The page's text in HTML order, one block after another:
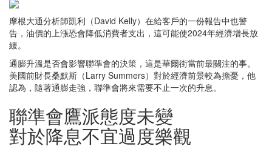
摩根大通分析師凱利（David Kelly）在給客戶的一份報告中也警
告，油價的上漲恐會降低消費者支出，這可能使2024年經濟增長放
緩。
通膨升溫是否會影響聯準會的決策，這是華爾街當前最關注的事。
美國前財長桑默斯（Larry Summers）對於經濟前景較為擔憂，他
認為，隨著通膨走強，聯準會將來需要不止一次的升息。
聯準會鷹派態度未變
對於降息不宜過度樂觀